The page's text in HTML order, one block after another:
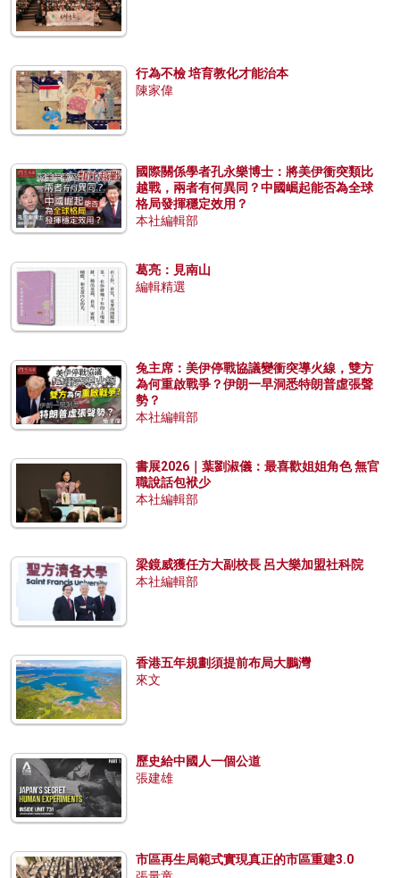
行為不檢 培育教化才能治本
陳家偉
國際關係學者孔永樂博士：將美伊衝突類比
越戰，兩者有何異同？中國崛起能否為全球
格局發揮穩定效用？
本社編輯部
葛亮：見南山
編輯精選
兔主席：美伊停戰協議變衝突導火線，雙方
為何重啟戰爭？伊朗一早洞悉特朗普虛張聲
勢？
本社編輯部
書展2026｜葉劉淑儀：最喜歡姐姐角色 無官
職說話包袱少
本社編輯部
梁鏡威獲任方大副校長 呂大樂加盟社科院
本社編輯部
香港五年規劃須提前布局大鵬灣
來文
歷史給中國人一個公道
張建雄
市區再生局範式實現真正的市區重建3.0